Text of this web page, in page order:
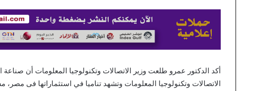
أكد الدكتور عمرو طلعت وزير الاتصالات وتكنولوجيا المعلومات أن
Join
the
Action
Slots Free Chip DelOro
– Norway Join the Action